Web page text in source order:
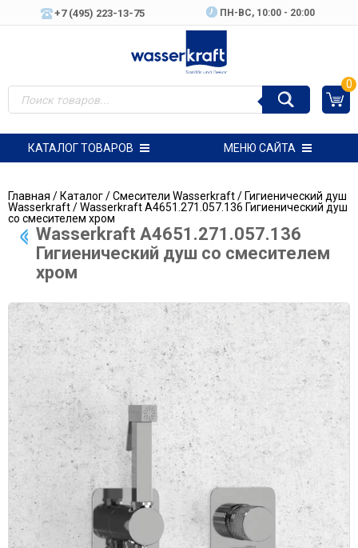
+7 (495) 223-13-75 ПН-ВC, 10:00 - 20:00
0
КАТАЛОГ ТОВАРОВ МЕНЮ САЙТА
Главная /Каталог/Смесители Wasserkraft/Гигиенический душ
Wasserkraft/ Wasserkraft A4651.271.057.136 Гигиенический душ
со смесителем хром
Wasserkraft A4651.271.057.136
Гигиенический душ со смесителем
хром